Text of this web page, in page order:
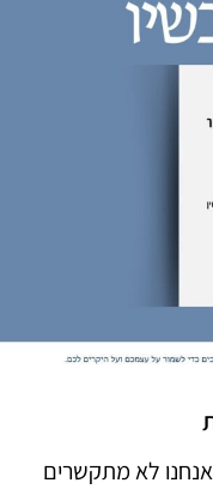
לא מתקשרים